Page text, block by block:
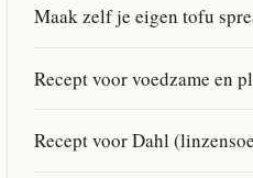
Maak zelf je eigen tofu
Recept voor voedzame en
Recept voor Dahl